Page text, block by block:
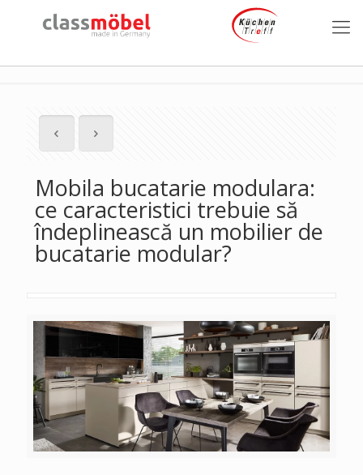
Mobila bucatarie modulara:
ce caracteristici trebuie să
îndeplinească un mobilier de
bucatarie modular?